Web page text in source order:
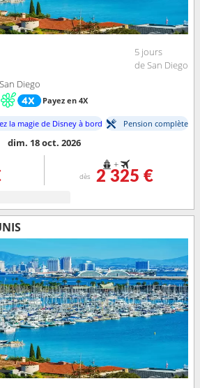
5 jours
de San Diego
Diego
Payez en 4X
la magie de Disney à bord Pension complète
dim. 18 oct. 2026
+
dès 2 325 €